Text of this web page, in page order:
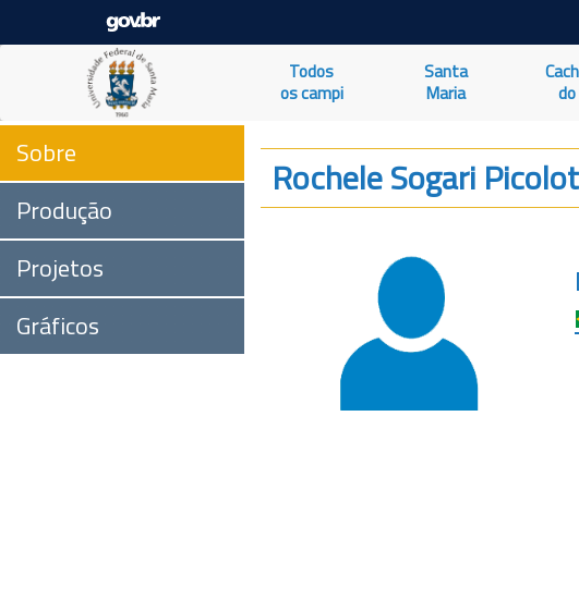
Todos
os campi
Santa
Maria
Sobre
Produção
Projetos
Gráficos
Rochele Sogari